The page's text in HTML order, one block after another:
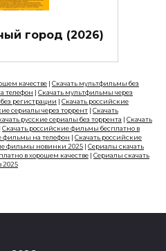
город (2026)
качестве | Скачать мультфильмы без
телефон | Скачать мультфильмы через
регистрации | Скачать российские
сериалы через торрент | Скачать
русские сериалы без торрента | Скачать
Скачать российские фильмы бесплатно в
фильмы на телефон | Скачать российские
фильмы новинки 2025 | Сериалы скачать
в хорошем качестве | Сериалы скачать
2025